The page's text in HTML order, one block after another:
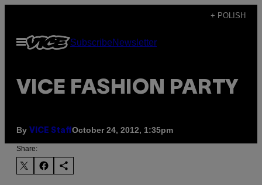
content
+ POLISH
Open
Menu
SubscribeNewsletter
VICE FASHION PARTY
By VICE StaffOctober 24, 2012, 1:35pm
Share: